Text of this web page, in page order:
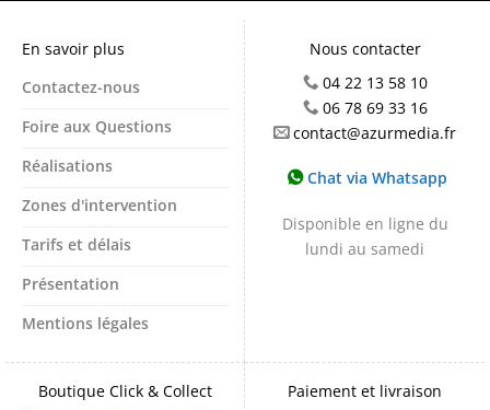
En savoir plus
Contactez-nous
Foire aux Questions
Réalisations
Zones d'intervention
Tarifs et délais
Présentation
Mentions légales
Nous contacter
04 22 13 58 10
06 78 69 33 16
contact@azurmedia.fr
Chat via Whatsapp
Disponible en ligne du
lundi au samedi
Boutique Click & Collect
Paiement et livraison